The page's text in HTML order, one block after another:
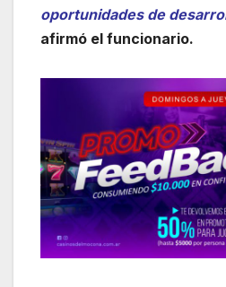
oportunidades de
afirmó el funcionario.